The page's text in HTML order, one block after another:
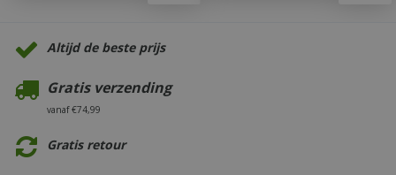
Altijd de beste prijs
Gratis verzending
vanaf €74,99
Gratis retour